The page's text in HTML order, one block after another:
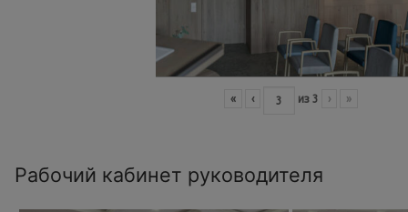
« ‹ из 3 › »
Рабочий кабинет руководителя